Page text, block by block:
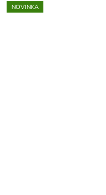
NOVINKA